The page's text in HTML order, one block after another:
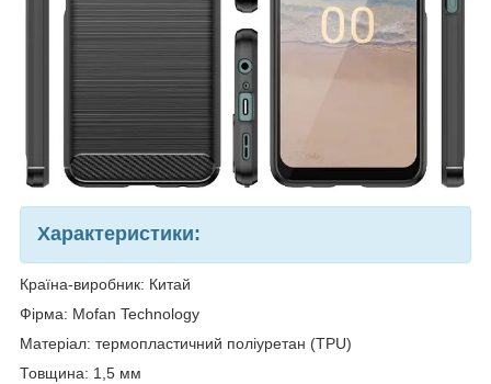
Характеристики:
Країна-виробник: Китай
Фірма: Mofan Technology
Матеріал: термопластичний поліуретан (TPU)
Товщина: 1,5 мм